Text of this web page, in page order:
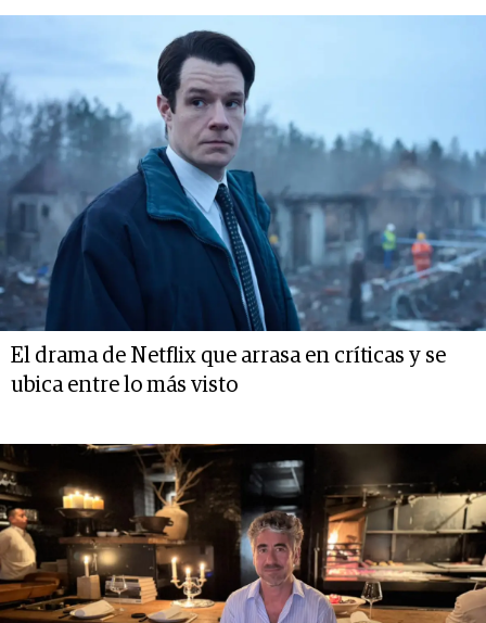
El drama de Netflix que arrasa en críticas y se
ubica entre lo más visto